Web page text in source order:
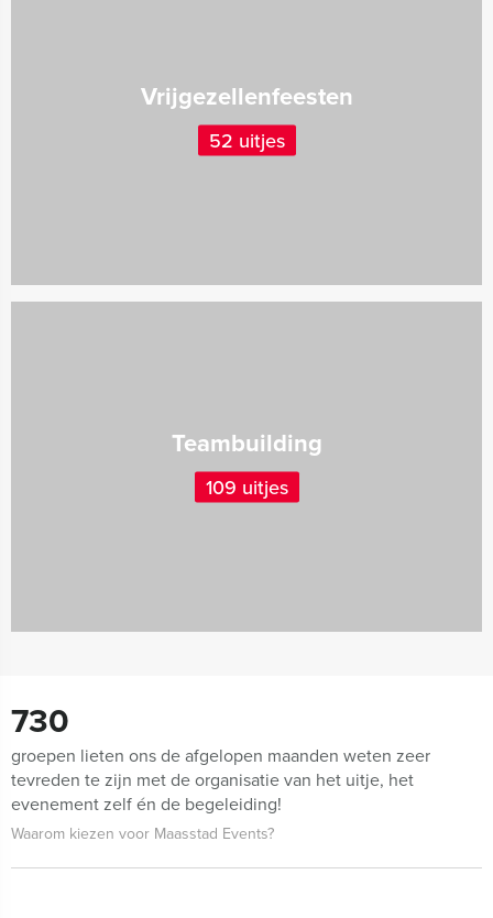
Vrijgezellenfeesten
52 uitjes
Teambuilding
109 uitjes
730
groepen lieten ons de afgelopen maanden weten zeer
tevreden te zijn met de organisatie van het uitje, het
evenement zelf én de begeleiding!
Waarom kiezen voor Maasstad Events?